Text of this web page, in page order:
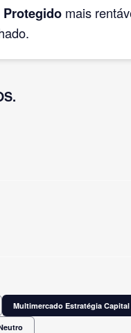
mais
Multimercado Estratégia